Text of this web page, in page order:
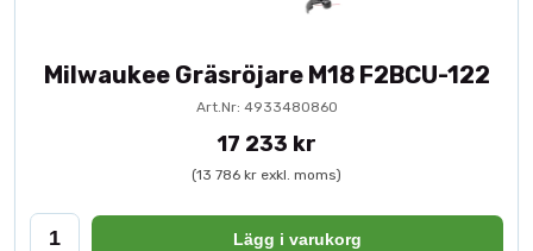
Milwaukee Gräsröjare M18 F2BCU-122
Art.Nr: 4933480860
17 233 kr
(13 786 kr exkl. moms)
Lägg i varukorg